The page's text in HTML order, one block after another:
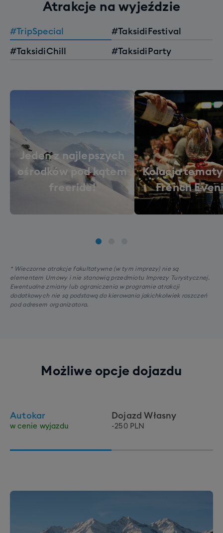
Atrakcje na wyjeździe
#TripSpecial #TaksidiFestival
#TaksidiChill #TaksidiParty
Jeden z najlepszych
ośrodków pod kątem
freeride!
Kolacja
French
* Wieczorne atrakcje fakultatywne (w tym imprezy) nie są
elementem Umowy i nie stanowią przedmiotu Imprezy Turystycznej.
Ewentualne zmiany lub ograniczenia w programie atrakcji
dodatkowych nie są podstawą do kierowania jakichkolwiek roszczeń
pod adresem organizatora.
Możliwe opcje dojazdu
Autokar
w cenie wyjazdu
Dojazd Własny
-250 PLN